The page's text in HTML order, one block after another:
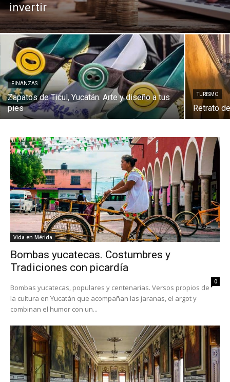
invertir
FINANZAS
Zapatos de Ticul, Yucatán. Arte y diseño a tus
pies
TURISMO
Retrato
Vida en Mérida
Bombas yucatecas. Costumbres y
Tradiciones con picardía
0
Bombas yucatecas, populares y centenarias. Versos propios de
la cultura en Yucatán que acompañan las jaranas, el argot y
combinan el humor con un...